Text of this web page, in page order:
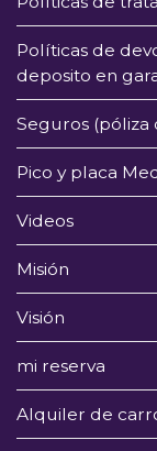
Políticas de
deposito en
Seguros (póliza
Pico y placa
Videos
Misión
Visión
mi reserva
Alquiler de